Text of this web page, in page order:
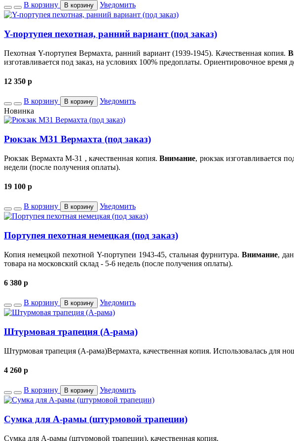
В корзину В корзину Уведомить
Y-портупея пехотная, ранний вариант (под заказ)
Пехотная Y-портупея Вермахта, ранний вариант (1939-1945). Качественная копия.
изготавливается под заказ, на условиях 100% предоплаты. Ориентировочное
12 350 p
В корзину В корзину
Уведомить
Новинка
Рюкзак М31 Вермахта (под заказ)
Рюкзак Вермахта М-31 , качественная копия.Внимание, рюкзак изготавливается
недели (после получения оплаты).
19 100 p
В корзину В корзину Уведомить
Портупея пехотная немецкая (под заказ)
Копия немецкой пехотной Y-портупеи 1943-45, стальная фурнитура.Внимание,
товара на московский склад - 5-6 недель (после получения оплаты).
6 380 p
В корзину В корзину Уведомить
Штурмовая трапеция (А-рама)
Штурмовая трапеция (А-рама)Вермахта, качественная копия. Использовалась для
4 260 p
В корзину В корзину Уведомить
Сумка для А-рамы (штурмовой трапеции)
Сумка для А-рамы (штурмовой трапеции), качественная копия.